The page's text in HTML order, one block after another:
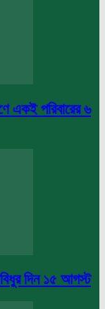
একই পরিবারের ৬
দিন ১৫ আগস্ট